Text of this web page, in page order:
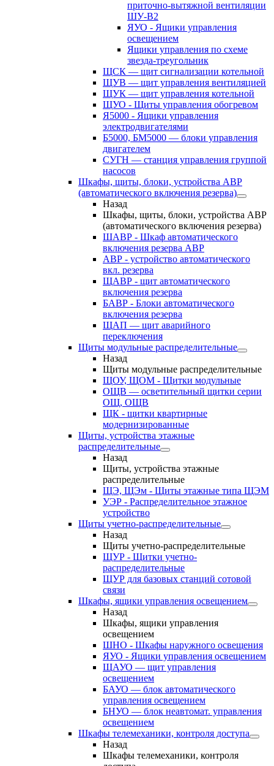
приточно-вытяжной вентиляции
ШУ-В2
ЯУО - Ящики управления
освещением
Ящики управления по схеме
звезда-треугольник
ЩСК — щит сигнализации котельной
ЩУВ — щит управления вентиляцией
ЩУК — щит управления котельной
ЩУО - Щиты управления обогревом
Я5000 - Ящики управления
электродвигателями
Б5000, БМ5000 — блоки управления
двигателем
СУГН — станция управления группой
насосов
Шкафы, щиты, блоки, устройства АВР
(автоматического включения резерва)
Назад
Шкафы, щиты, блоки, устройства АВР
(автоматического включения резерва)
ШАВР - Шкаф автоматического
включения резерва АВР
АВР - устройство автоматического
вкл. резерва
ЩАВР - щит автоматического
включения резерва
БАВР - Блоки автоматического
включения резерва
ЩАП — щит аварийного
переключения
Щиты модульные распределительные
Назад
Щиты модульные распределительные
ЩОУ, ЩОМ - Щитки модульные
ОЩВ — осветительный щитки серии
ОЩ, ОЩВ
ЩК - щитки квартирные
модернизированные
Щиты, устройства этажные
распределительные
Назад
Щиты, устройства этажные
распределительные
ЩЭ, ЩЭм - Щиты этажные типа ЩЭМ
УЭР - Распределительное этажное
устройство
Щиты учетно-распределительные
Назад
Щиты учетно-распределительные
ЩУР - Щитки учетно-
распределительные
ЩУР для базовых станций сотовой
связи
Шкафы, ящики управления освещением
Назад
Шкафы, ящики управления
освещением
ШНО - Шкафы наружного освещения
ЯУО - Ящики управления освещением
ЩАУО — щит управления
освещением
БАУО — блок автоматического
управления освещением
БНУО — блок неавтомат. управления
освещением
Шкафы телемеханики, контроля доступа
Назад
Шкафы телемеханики, контроля